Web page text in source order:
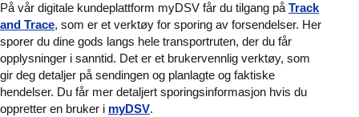
På vår digitale kundeplattform myDSV får du tilgang på Track
and Trace, som er et verktøy for sporing av forsendelser. Her
sporer du dine gods langs hele transportruten, der du får
opplysninger i sanntid. Det er et brukervennlig verktøy, som
gir deg detaljer på sendingen og planlagte og faktiske
hendelser. Du får mer detaljert sporingsinformasjon hvis du
oppretter en bruker i myDSV.